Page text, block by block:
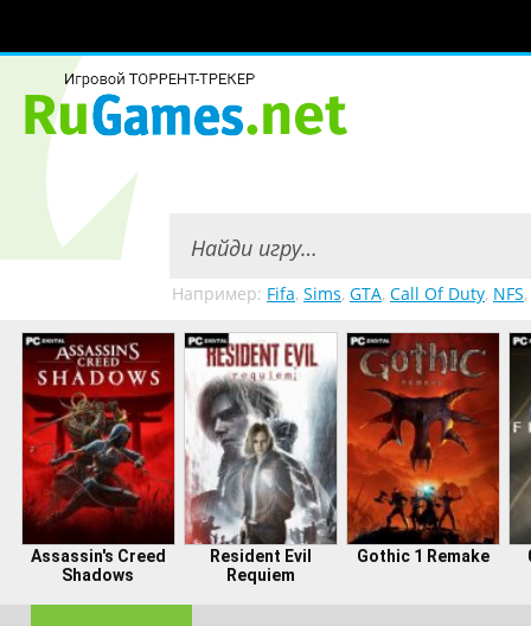
Например: Fifa, Sims, GTA, Call Of Duty, NFS,
Assassin's Creed
Shadows
Resident Evil
Requiem
Gothic 1 Remake